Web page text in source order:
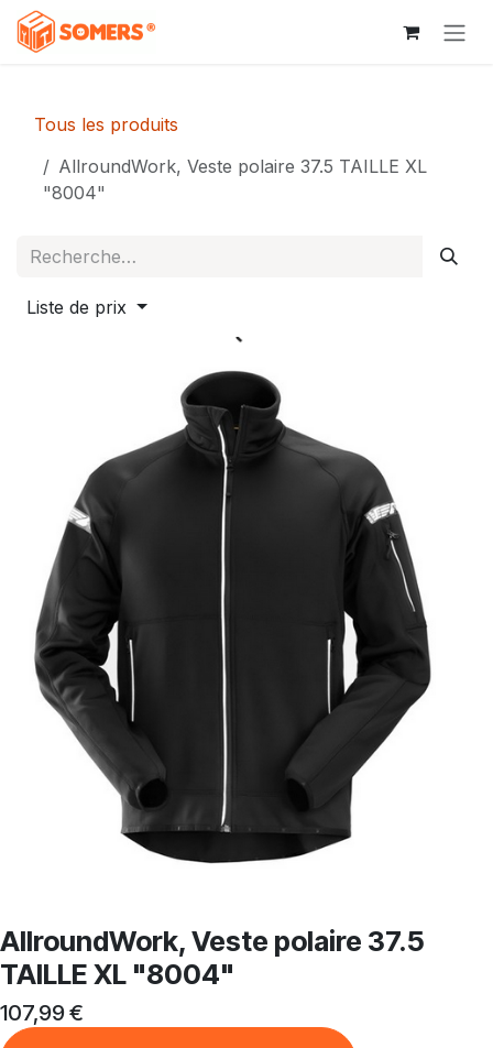
Se rendre au contenu
Tous les produits
AllroundWork, Veste polaire 37.5 TAILLE XL
"8004"
Liste de prix
AllroundWork, Veste polaire 37.5
TAILLE XL "8004"
107,99€